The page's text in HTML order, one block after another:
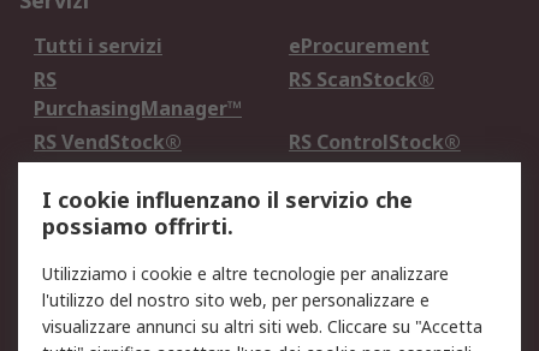
Tutti i servizi
eProcurement
RS
PurchasingManager™
RS ScanStock®
RS VendStock®
RS ControlStock®
Legale
Informativa Cookie
Informativa Privacy -
Aggiornata
Email Security
Termini d'uso
I cookie influenzano il servizio che
possiamo offrirti.
Utilizziamo i cookie e altre tecnologie per analizzare
l'utilizzo del nostro sito web, per personalizzare e
visualizzare annunci su altri siti web. Cliccare su "Accetta